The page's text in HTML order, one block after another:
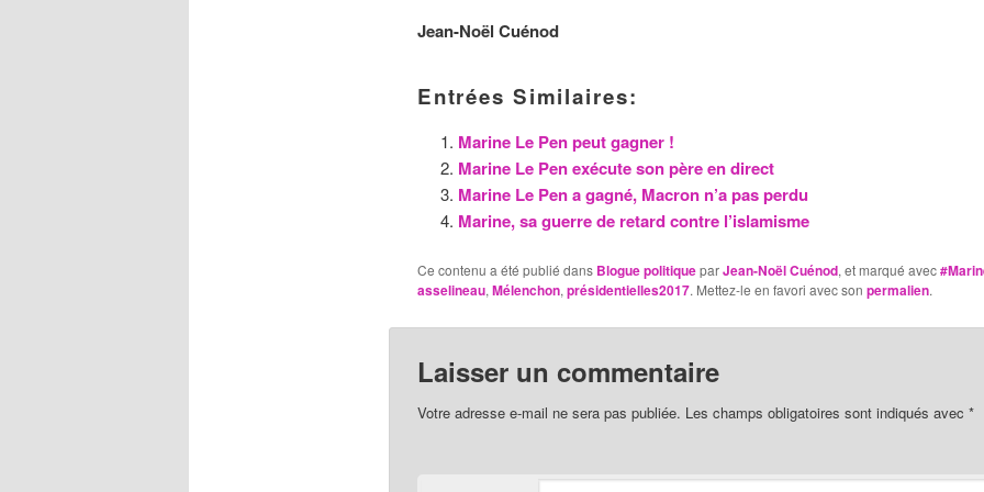
Jean-Noël Cuénod
Entrées Similaires:
Marine Le Pen peut gagner !
Marine Le Pen exécute son père en direct
Marine Le Pen a gagné, Macron n’a pas perdu
Marine, sa guerre de retard contre l’islamisme
Ce contenu a été publié dans Blogue politiqueparJean-Noël Cuénod, et marqué avec
asselineau, Mélenchon, présidentielles2017. Mettez-le en favori avec son permalien.
Laisser un commentaire
Votre adresse e-mail ne sera pas publiée. Les champs obligatoires sont indiqués avec *